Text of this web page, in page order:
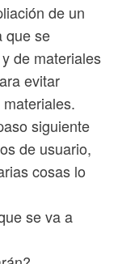
de un
que se
de materiales
evitar
siguiente
de usuario,
cosas lo
se va a